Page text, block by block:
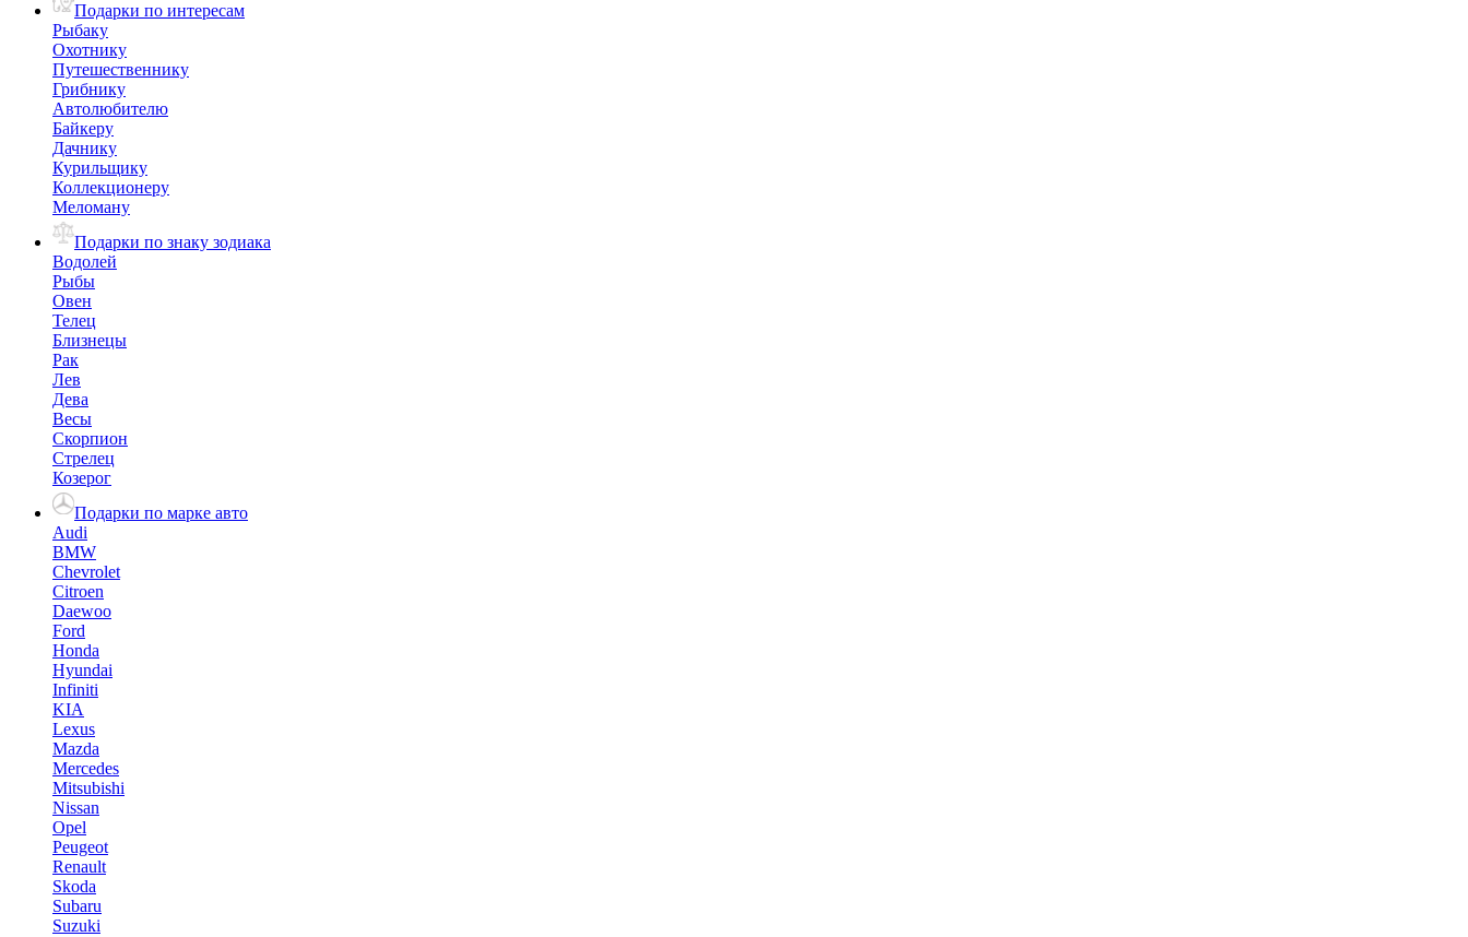
Подарки по интересам
Рыбаку
Охотнику
Путешественнику
Грибнику
Автолюбителю
Байкеру
Дачнику
Курильщику
Коллекционеру
Меломану
Подарки по знаку зодиака
Водолей
Рыбы
Овен
Телец
Близнецы
Рак
Лев
Дева
Весы
Скорпион
Стрелец
Козерог
Подарки по марке авто
Audi
BMW
Chevrolet
Citroen
Daewoo
Ford
Honda
Hyundai
Infiniti
KIA
Lexus
Mazda
Mercedes
Mitsubishi
Nissan
Opel
Peugeot
Renault
Skoda
Subaru
Suzuki